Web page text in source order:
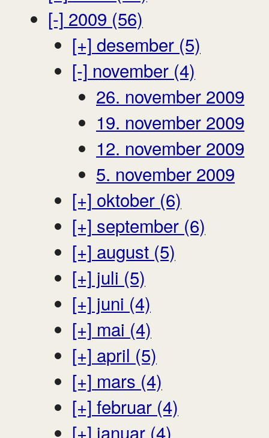
[-] 2009 (56)
[+] desember (5)
[-] november (4)
26. november 2009
19. november 2009
12. november 2009
5. november 2009
[+] oktober (6)
[+] september (6)
[+] august (5)
[+] juli (5)
[+] juni (4)
[+] mai (4)
[+] april (5)
[+] mars (4)
[+] februar (4)
[+] januar (4)